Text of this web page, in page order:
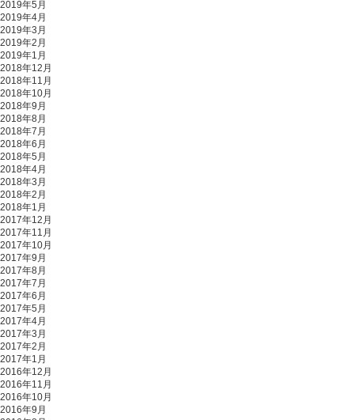
2019年5月
2019年4月
2019年3月
2019年2月
2019年1月
2018年12月
2018年11月
2018年10月
2018年9月
2018年8月
2018年7月
2018年6月
2018年5月
2018年4月
2018年3月
2018年2月
2018年1月
2017年12月
2017年11月
2017年10月
2017年9月
2017年8月
2017年7月
2017年6月
2017年5月
2017年4月
2017年3月
2017年2月
2017年1月
2016年12月
2016年11月
2016年10月
2016年9月